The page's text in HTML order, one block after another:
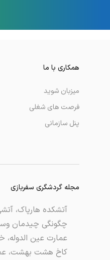
مجله گردشگری سفربازی
همکاری با ما
میزبان شوید
فرصت های شغلی
پنل سازمانی